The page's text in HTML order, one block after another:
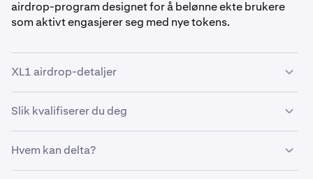
airdrop-program designet for å belønne ekte brukere
som aktivt engasjerer seg med nye tokens.
XL1 airdrop-detaljer
•
Airdrop-beløp: $100 000 i XL1-tokens, fordelt likt
mellom kvalifiserte brukere
•
Kvalifiseringsperiode: 13. oktober – 19. oktober
2025 (avsluttes kl. 23:59 UTC)
Slik kvalifiserer du deg
• Vær en Kraken+-abonnent
•
Handle minst 150 000 XL1 (~$150) i løpet av
Hvem kan delta?